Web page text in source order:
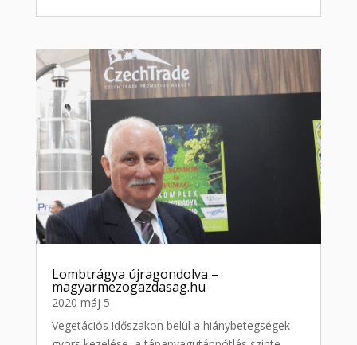
Lombtrágya újragondolva –
magyarmezogazdasag.hu
2020 máj 5
Vegetációs időszakon belül a hiánybetegségek